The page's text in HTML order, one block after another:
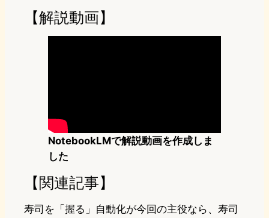
【解説動画】
NotebookLMで解説動画を作成しま
した
【関連記事】
寿司を「握る」自動化が今回の主役なら、寿司